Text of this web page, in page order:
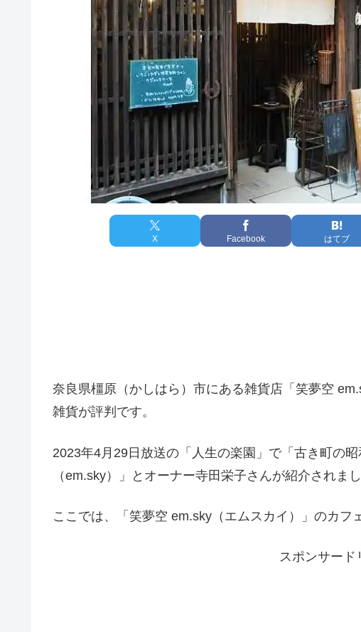
X Facebook はてブ
奈良県橿原（かしはら）市にある雑貨店「笑夢空
雑貨が評判です。
2023年4月29日放送の「人生の楽園」で「古き町の
（em.sky）」とオーナー寺田栄子さんが紹介されまし
ここでは、「笑夢空 em.sky（エムスカイ）」のカフ
スポンサード